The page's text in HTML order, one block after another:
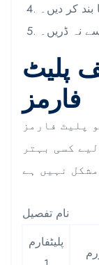
کر دیں۔
نہ ڈریں۔
پلیٹ
فارمز
پلیٹ فارمز
کسی بہتر
نہیں ہے
نام تفصیل
پلیٹفارم